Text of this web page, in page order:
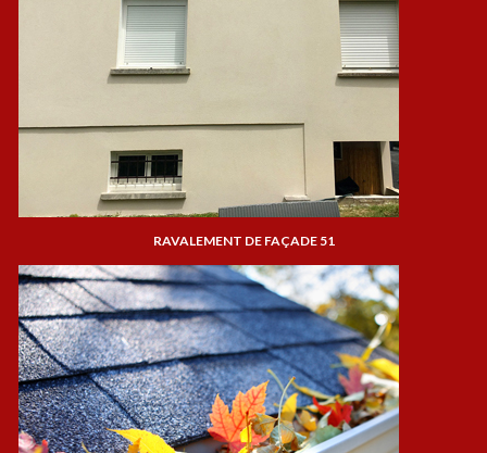
RAVALEMENT DE FAÇADE 51